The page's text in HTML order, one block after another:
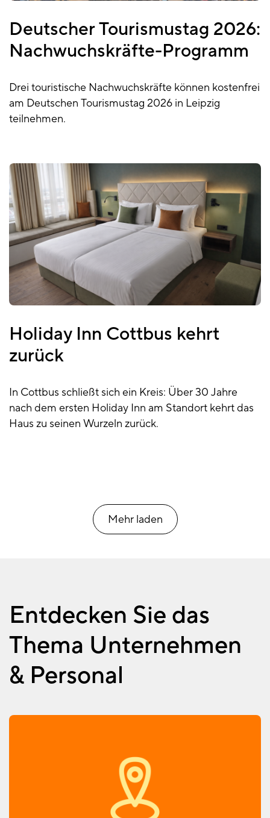
Deutscher Tourismustag 2026:
Nachwuchskräfte-Programm
Drei touristische Nachwuchskräfte können kostenfrei
am Deutschen Tourismustag 2026 in Leipzig
teilnehmen.
Holiday Inn Cottbus kehrt
zurück
In Cottbus schließt sich ein Kreis: Über 30 Jahre
nach dem ersten Holiday Inn am Standort kehrt das
Haus zu seinen Wurzeln zurück.
Mehr laden
Entdecken Sie das
Thema Unternehmen
& Personal